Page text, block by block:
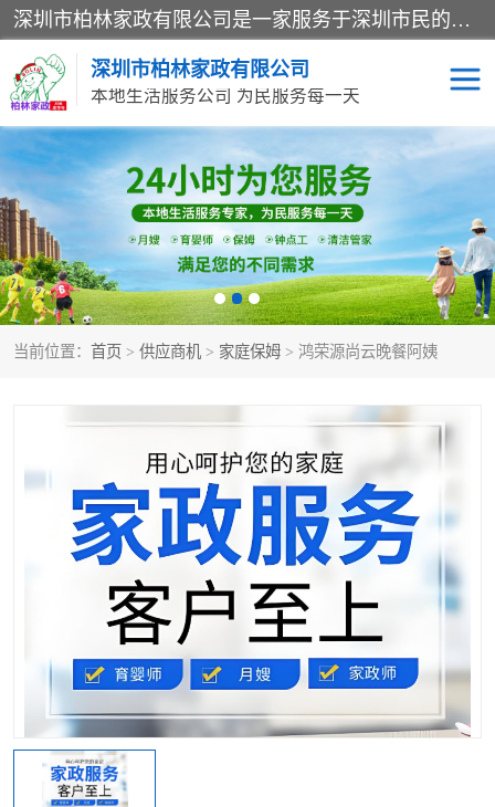
深圳市柏林家政有限公司是一家服务于深圳市民的专业家政公司。致力于为客户提供高质量、多维度的家庭服务，包括养老、母婴、月嫂育婴早教、康复理疗、家电清洗和保洁等方面的专业服务。
深圳市柏林家政有限公司
本地生活服务公司 为民服务每一天
当前位置： 首页 > 供应商机 > 家庭保姆 > 鸿荣源尚云晚餐阿姨
家居保洁 护工月嫂
家庭保姆 家政服务